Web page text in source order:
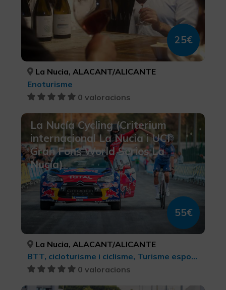
25€
La Nucia, ALACANT/ALICANTE
Enoturisme
0 valoracions
La Nucía Cycling (Criterium
internacional La Nucia i UCI
Gran Fons World Series La
Nucía)
55€
La Nucia, ALACANT/ALICANTE
BTT, cicloturisme i ciclisme, Turisme esportiu
0 valoracions